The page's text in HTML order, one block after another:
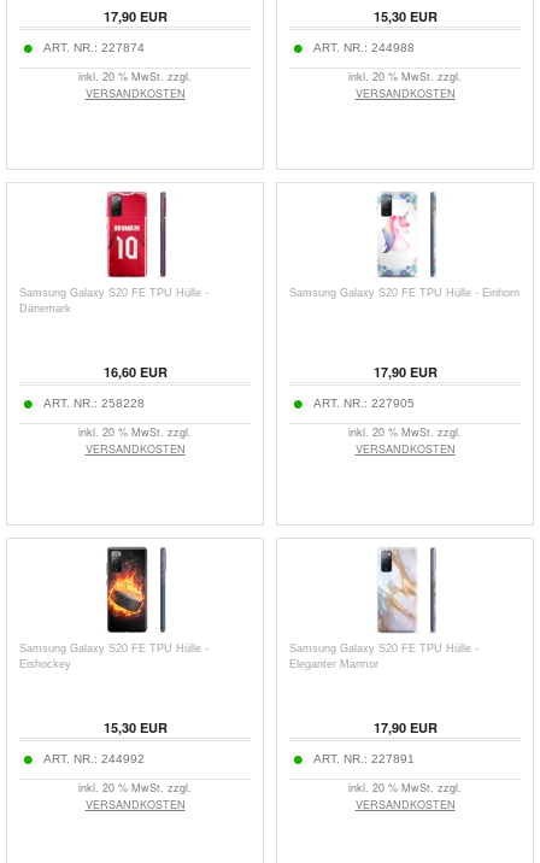
17,90EUR
ART. NR.: 227874
inkl. 20 % MwSt. zzgl.
VERSANDKOSTEN
15,30EUR
ART. NR.: 244988
inkl. 20 % MwSt. zzgl.
VERSANDKOSTEN
Samsung Galaxy S20 FE TPU Hülle -
Dänemark
16,60EUR
ART. NR.: 258228
inkl. 20 % MwSt. zzgl.
VERSANDKOSTEN
Samsung Galaxy S20 FE TPU Hülle - Einhorn
17,90EUR
ART. NR.: 227905
inkl. 20 % MwSt. zzgl.
VERSANDKOSTEN
Samsung Galaxy S20 FE TPU Hülle -
Eishockey
15,30EUR
ART. NR.: 244992
inkl. 20 % MwSt. zzgl.
VERSANDKOSTEN
Samsung Galaxy S20 FE TPU Hülle -
Eleganter Marmor
17,90EUR
ART. NR.: 227891
inkl. 20 % MwSt. zzgl.
VERSANDKOSTEN